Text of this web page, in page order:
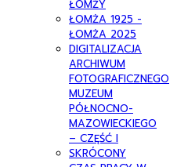
ŁOMŻY
ŁOMŻA 1925 -
ŁOMŻA 2025
DIGITALIZACJA
ARCHIWUM
FOTOGRAFICZNEGO
MUZEUM
PÓŁNOCNO-
MAZOWIECKIEGO
– CZĘŚĆ I
SKRÓCONY